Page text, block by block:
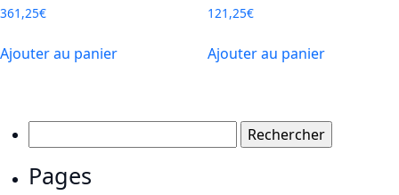
361,25€
Ajouter au panier
121,25€
Ajouter au panier
Pages